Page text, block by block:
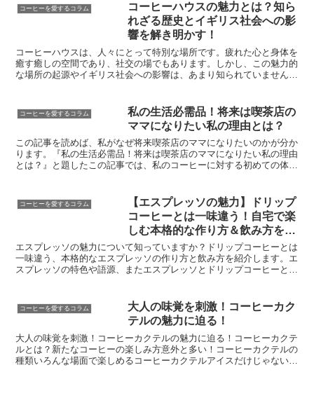
コーヒーを愛するコラム
コーヒーハウスの魅力とは？知ら
れざる歴史とイギリス社会への影
響を解き明かす！
コーヒーハウスは、人々にとって特別な場所です。疲れた心と身体を
癒す癒しの空間であり、社交の場でもあります。しかし、この魅力的
な場所の起源やイギリス社会への影響は、あまり知られていません。
コーヒーを愛するコラム
私の生活必需品！将来は喫茶店の
ママになりたい私の理由とは？
この記事を読めば、私がなぜ将来喫茶店のママになりたいのかが分か
ります。『私の生活必需品！将来は喫茶店のママになりたい私の理由
とは？』と題したこの記事では、私のコーヒーに対する初めての体
コーヒーを愛するコラム
【エスプレッソの魅力】ドリップ
コーヒーとは一味違う！自宅で楽
しむ本格的な作り方＆飲み方をご
紹介
エスプレッソの魅力について知っていますか？ドリップコーヒーとは
一味違う、本格的なエスプレッソの作り方と飲み方を紹介します。エ
スプレッソの特色や語源、またエスプレッソとドリップコーヒーとの
コーヒーを愛するコラム
大人の味覚を刺激！コーヒーカク
テルの魅力に迫る！
大人の味覚を刺激！コーヒーカクテルの魅力に迫る！コーヒーカクテ
ルとは？新たなコーヒーの楽しみ方意外と多い！コーヒーカクテルの
種類いろんな場面で楽しめるコーヒーカクテルアイスだけじゃない！